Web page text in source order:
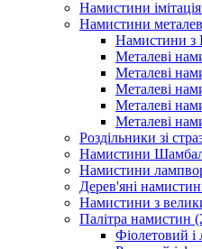
Намистини
Намистини
Намистини з
Металеві
Металеві
Металеві
Металеві
Металеві
Роздільники зі
Намистини
Намистини
Дерев'яні
Намистини з
Палітра намистин
Фіолетовий і